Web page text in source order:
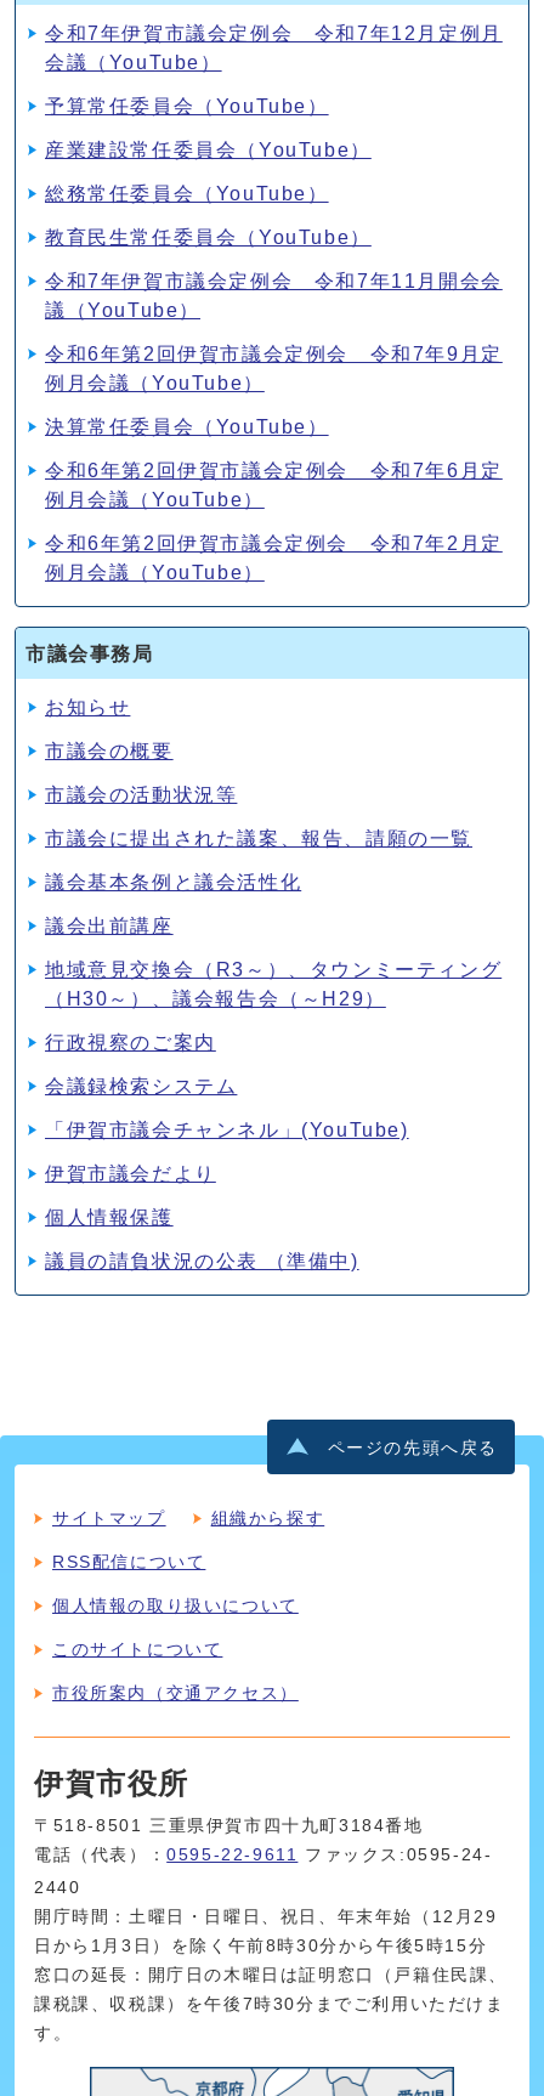
令和7年伊賀市議会定例会 令和7年12月定例月
会議（YouTube）
予算常任委員会（YouTube）
産業建設常任委員会（YouTube）
総務常任委員会（YouTube）
教育民生常任委員会（YouTube）
令和7年伊賀市議会定例会 令和7年11月開会会
議（YouTube）
令和6年第2回伊賀市議会定例会 令和7年9月定
例月会議（YouTube）
決算常任委員会（YouTube）
令和6年第2回伊賀市議会定例会 令和7年6月定
例月会議（YouTube）
令和6年第2回伊賀市議会定例会 令和7年2月定
例月会議（YouTube）
市議会事務局
お知らせ
市議会の概要
市議会の活動状況等
市議会に提出された議案、報告、請願の一覧
議会基本条例と議会活性化
議会出前講座
地域意見交換会（R3～）、タウンミーティング
（H30～）、議会報告会（～H29）
行政視察のご案内
会議録検索システム
「伊賀市議会チャンネル」(YouTube)
伊賀市議会だより
個人情報保護
議員の請負状況の公表 （準備中)
ページの先頭へ戻る
サイトマップ 組織から探す
RSS配信について
個人情報の取り扱いについて
このサイトについて
市役所案内（交通アクセス）
伊賀市役所
〒518-8501 三重県伊賀市四十九町3184番地
電話（代表）：0595-22-9611
ファックス:0595-24-
2440
開庁時間：土曜日・日曜日、祝日、年末年始（12月29
日から1月3日）を除く午前8時30分から午後5時15分
窓口の延長：開庁日の木曜日は証明窓口（戸籍住民課、
課税課、収税課）を午後7時30分までご利用いただけま
す。